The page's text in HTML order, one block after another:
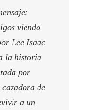
viendo
Lee Isaac
la historia
por
de
a un